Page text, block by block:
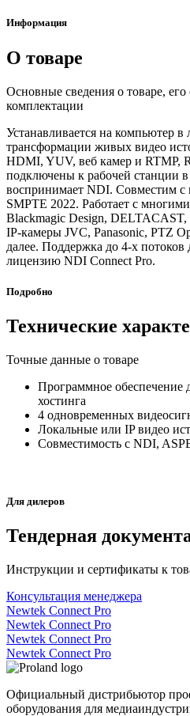
Информация
О товаре
Основные сведения о товаре, его
комплектации
Устанавливается на компьютер
трансформации живых видео
HDMI, YUV, веб камер и RTMP,
подключены к рабочей станции
воспринимает NDI. Совместим с
SMPTE 2022. Работает с
Blackmagic Design, DELTACAST,
IP-камеры JVC, Panasonic, PTZ
далее. Поддержка до 4-х потоков
лицензию NDI Connect Pro.
Подробно
Технические
Точные данные о товаре
Программное обеспечение
хостинга
4 одновременных
Локальные или IP видео
Совместимость с NDI,
Для дилеров
Тендерная
Инструкции и сертификаты к
Консультация менеджера
Newtek Connect Pro
Newtek Connect Pro
Newtek Connect Pro
Newtek Connect Pro
Официальный дистрибьютор
оборудования для